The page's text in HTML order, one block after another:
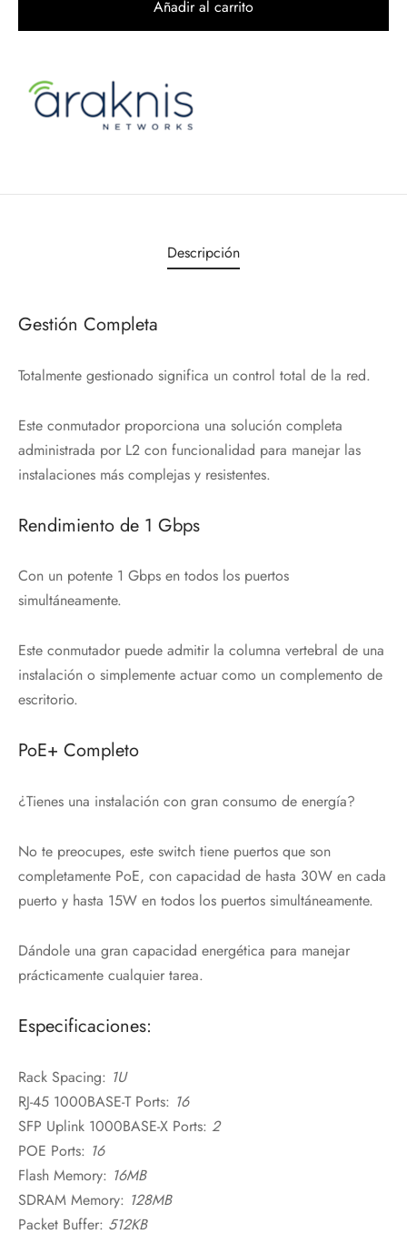
Añadir al carrito
Descripción
Gestión Completa
Totalmente gestionado significa un control total de la red.
Este conmutador proporciona una solución completa
administrada por L2 con funcionalidad para manejar las
instalaciones más complejas y resistentes.
Rendimiento de 1 Gbps
Con un potente 1 Gbps en todos los puertos
simultáneamente.
Este conmutador puede admitir la columna vertebral de una
instalación o simplemente actuar como un complemento de
escritorio.
PoE+ Completo
¿Tienes una instalación con gran consumo de energía?
No te preocupes, este switch tiene puertos que son
completamente PoE, con capacidad de hasta 30W en cada
puerto y hasta 15W en todos los puertos simultáneamente.
Dándole una gran capacidad energética para manejar
prácticamente cualquier tarea.
Especificaciones:
Rack Spacing: 1U
RJ-45 1000BASE-T Ports: 16
SFP Uplink 1000BASE-X Ports: 2
POE Ports: 16
Flash Memory: 16MB
SDRAM Memory: 128MB
Packet Buffer: 512KB